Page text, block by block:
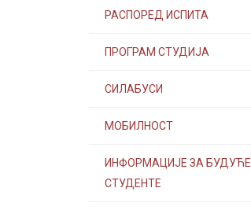
РАСПОРЕД ИСПИТА
ПРОГРАМ СТУДИЈА
СИЛАБУСИ
МОБИЛНОСТ
ИНФОРМАЦИЈЕ ЗА БУДУЋЕ
СТУДЕНТЕ